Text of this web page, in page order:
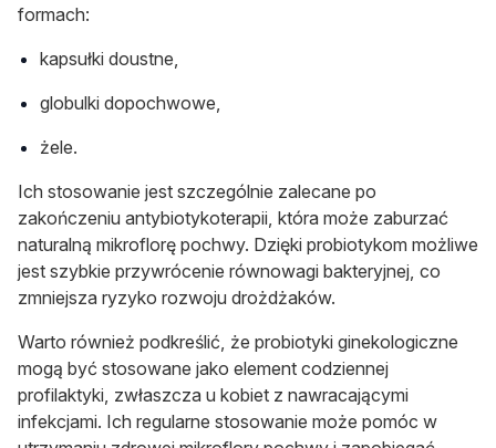
formach:
kapsułki doustne,
globulki dopochwowe,
żele.
Ich stosowanie jest szczególnie zalecane po
zakończeniu antybiotykoterapii, która może zaburzać
naturalną mikroflorę pochwy. Dzięki probiotykom możliwe
jest szybkie przywrócenie równowagi bakteryjnej, co
zmniejsza ryzyko rozwoju drożdżaków.
Warto również podkreślić, że probiotyki ginekologiczne
mogą być stosowane jako element codziennej
profilaktyki, zwłaszcza u kobiet z nawracającymi
infekcjami. Ich regularne stosowanie może pomóc w